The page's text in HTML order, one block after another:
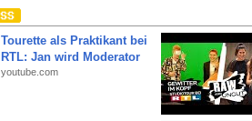
Tourette als Praktikant bei
RTL: Jan wird Moderator
youtube.com